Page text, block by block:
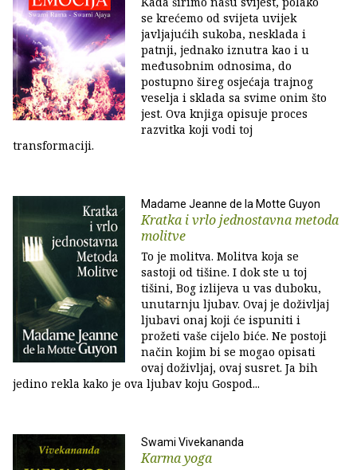
se krećemo od svijeta uvijek
javljajućih sukoba, nesklada i
patnji, jednako iznutra kao i u
međusobnim odnosima, do
postupno šireg osjećaja trajnog
veselja i sklada sa svime onim što
jest. Ova knjiga opisuje proces
razvitka koji vodi toj
transformaciji.
Madame Jeanne de la Motte Guyon
Kratka i vrlo jednostavna metoda
molitve
To je molitva. Molitva koja se
sastoji od tišine. I dok ste u toj
tišini, Bog izlijeva u vas duboku,
unutarnju ljubav. Ovaj je doživljaj
ljubavi onaj koji će ispuniti i
prožeti vaše cijelo biće. Ne postoji
način kojim bi se mogao opisati
ovaj doživljaj, ovaj susret. Ja bih
jedino rekla kako je ova ljubav koju Gospod...
Swami Vivekananda
Karma yoga